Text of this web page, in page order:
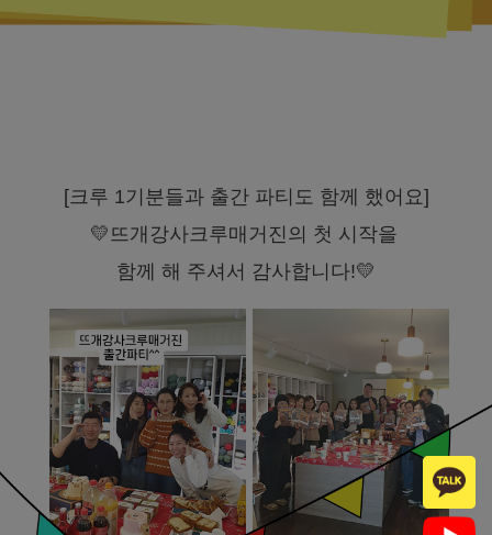
[크루 1기분들과 출간 파티도 함께 했어요]
💛뜨개강사크루매거진의 첫 시작을
함께 해 주셔서 감사합니다!💛